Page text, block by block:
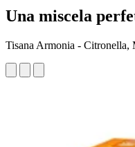
Una miscela
Tisana Armonia - Citronella,